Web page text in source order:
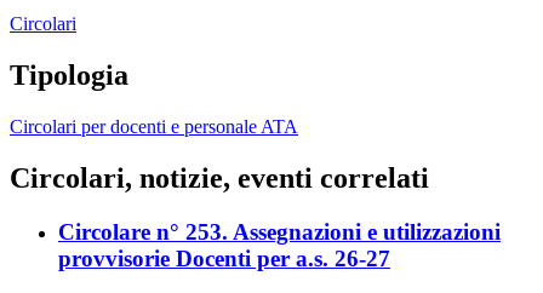
Circolari
Tipologia
Circolari per docenti e personale ATA
Circolari, notizie, eventi correlati
Circolare n° 253. Assegnazioni e utilizzazioni
provvisorie Docenti per a.s. 26-27